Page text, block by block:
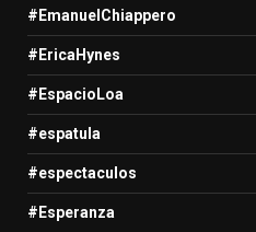
#EmanuelChiappero
#EricaHynes
#EspacioLoa
#espatula
#espectaculos
#Esperanza